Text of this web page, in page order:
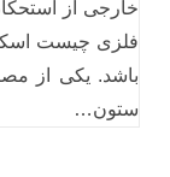
خارجی از
فلزی چیست
باشد. یکی از
ستون…